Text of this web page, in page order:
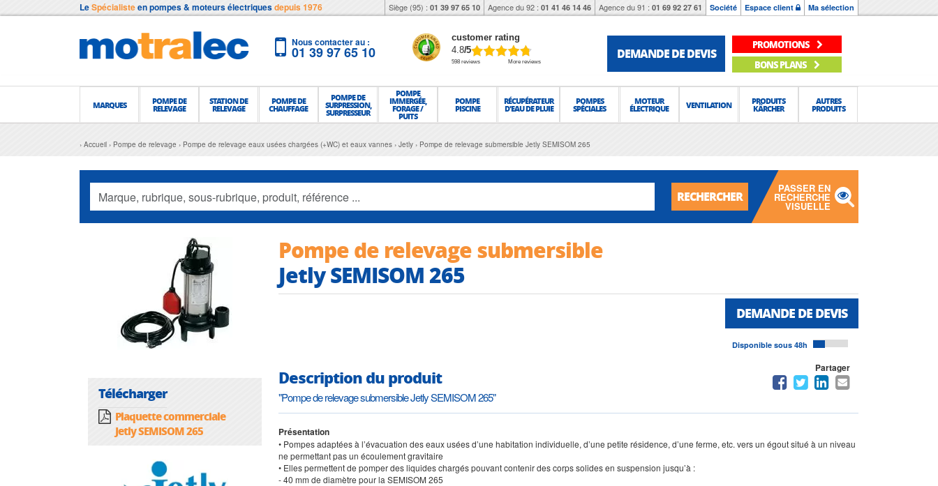
LeSpécialisteen pompes & moteurs électriquesdepuis 1976 Siège (95) : 01 39 97 65 10 Agence du 92 : 01 41 46 14 46 Agence du 91 : 01 69 92 27 61 Société Espace client Ma sélection
Nous contacter au :
01 39 97 65 10
customer rating
4.8/5
598 reviews More reviews
DEMANDE DE DEVIS
PROMOTIONS
BONS PLANS
MARQUES POMPE DE
RELEVAGE
STATION DE
RELEVAGE
POMPE DE
CHAUFFAGE
POMPE DE
SURPRESSION,
SURPRESSEUR
POMPE
IMMERGÉE,
FORAGE /
PUITS
POMPE
PISCINE
RÉCUPÉRATEUR
D'EAU DE PLUIE
POMPES
SPÉCIALES
MOTEUR
ÉLECTRIQUE VENTILATION PRODUITS
KÄRCHER
AUTRES
PRODUITS
Accueil Pompe de relevage Pompe de relevage eaux usées chargées (+WC) et eaux vannes Jetly Pompe de relevage submersible Jetly SEMISOM 265
RECHERCHER
PASSER EN
RECHERCHE
VISUELLE
Télécharger
Plaquette commerciale
Jetly SEMISOM 265
Pompe de relevage submersible
Jetly SEMISOM 265
DEMANDE DE DEVIS
Disponible sous 48h
Description du produit
"Pompe de relevage submersible Jetly SEMISOM 265"
Partager
Présentation
• Pompes adaptées à l’évacuation des eaux usées d’une habitation individuelle, d’une petite résidence, d’une ferme, etc. vers un égout situé à un niveau
ne permettant pas un écoulement gravitaire
• Elles permettent de pomper des liquides chargés pouvant contenir des corps solides en suspension jusqu’à :
- 40 mm de diamètre pour la SEMISOM 265